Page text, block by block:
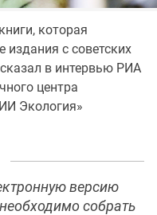
которая
издания с советских
в интервью РИА
центра
Экология»
версию
собрать